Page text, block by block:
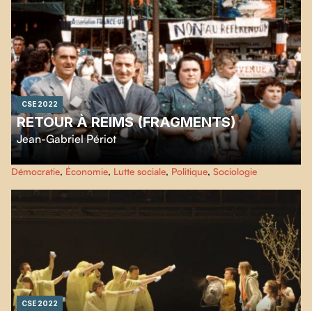
CSE 2022
RETOUR À REIMS (FRAGMENTS)
Jean-Gabriel Périot
A travers l'essai autobiographique du sociologue et philosophe Didier
Eribon, interprété par Adèle Haenel,Retour à Reims (Fragments)
en archives une histoire intime et politique du monde ouvrier français du
Démocratie, Économie, Lutte sociale, Politique, Sociologie
CSE 2022